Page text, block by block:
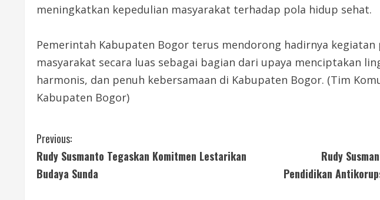
meningkatkan kepedulian masyarakat terhadap pola hidup sehat.
Pemerintah Kabupaten Bogor terus mendorong hadirnya
masyarakat secara luas sebagai bagian dari upaya menciptakan
harmonis, dan penuh kebersamaan di Kabupaten Bogor. (Tim
Kabupaten Bogor)
C
o
Previous:
Rudy Susmanto Tegaskan Komitmen Lestarikan
Budaya Sunda
Rudy
Pendidikan